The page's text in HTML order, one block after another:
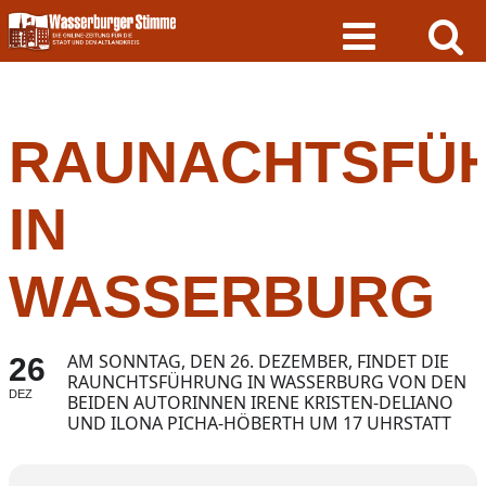
Skip
to
content
IN
WASSERBURG
26
DEZ
AM SONNTAG, DEN 26. DEZEMBER, FINDET DIE
RAUNCHTSFÜHRUNG IN WASSERBURG VON DEN
BEIDEN AUTORINNEN IRENE KRISTEN-DELIANO
UND ILONA PICHA-HÖBERTH UM 17 UHRSTATT